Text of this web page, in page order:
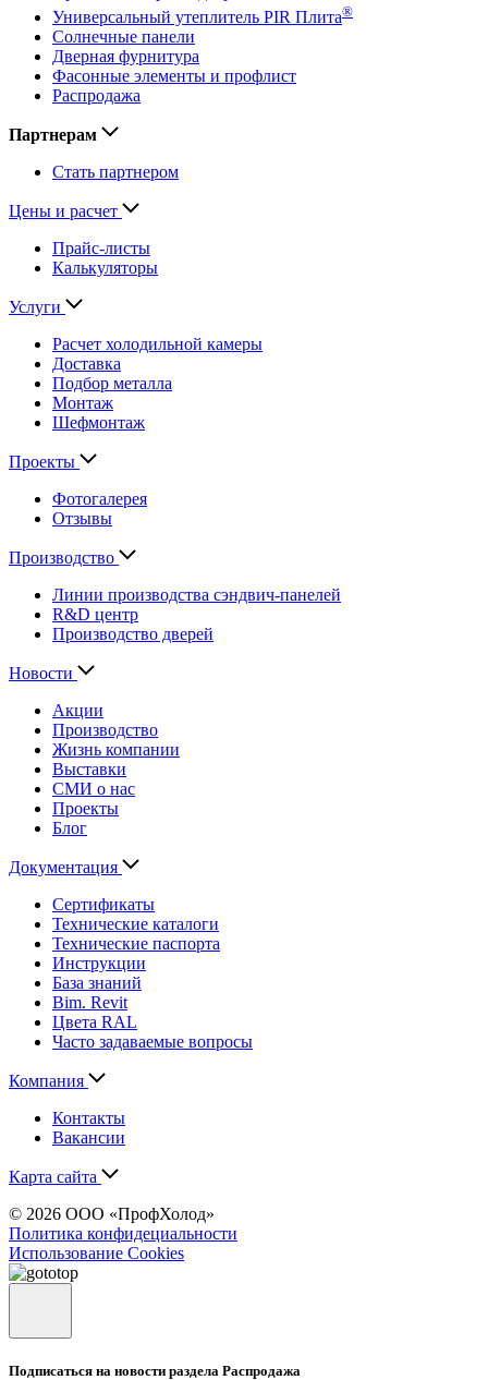
Универсальный утеплитель PIR Плита®
Солнечные панели
Дверная фурнитура
Фасонные элементы и профлист
Распродажа
Партнерам
Стать партнером
Цены и расчет
Прайс-листы
Калькуляторы
Услуги
Расчет холодильной камеры
Доставка
Подбор металла
Монтаж
Шефмонтаж
Проекты
Фотогалерея
Отзывы
Производство
Линии производства сэндвич-панелей
R&D центр
Производство дверей
Новости
Акции
Производство
Жизнь компании
Выставки
СМИ о нас
Проекты
Блог
Документация
Сертификаты
Технические каталоги
Технические паспорта
Инструкции
База знаний
Bim. Revit
Цвета RAL
Часто задаваемые вопросы
Компания
Контакты
Вакансии
Карта сайта
© 2026 ООО «ПрофХолод»
Политика конфидециальности
Использование Cookies
Подписаться на новости раздела Распродажа